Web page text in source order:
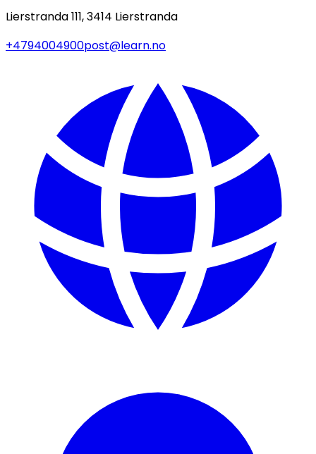
Lierstranda 111, 3414 Lierstranda
+4794004900post@learn.no